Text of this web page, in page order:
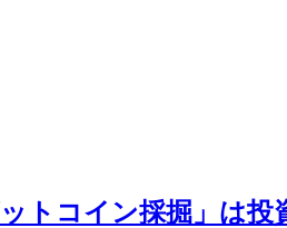
トコイン採掘」は投